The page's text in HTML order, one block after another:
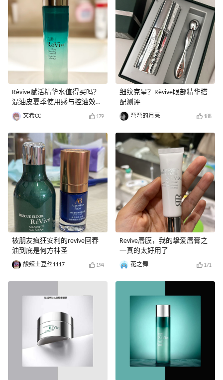
Rèvive赋活精华水值得买吗？
混油皮夏季使用感与控油效果
实测文希CC 179
被朋友疯狂安利的revive回春
油到底是何方神圣
酸辣土豆丝1117 194
细纹克星？Rèvive眼部精华搭
配测评
弯弯的月亮 188
Revive唇膜，我的挚爱唇膏之
一真的太好用了
花之舞 171